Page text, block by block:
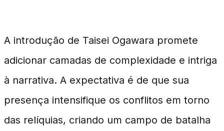
A introdução de Taisei Ogawara promete
adicionar camadas de complexidade e intriga
à narrativa. A expectativa é de que sua
presença intensifique os conflitos em torno
das relíquias, criando um campo de batalha